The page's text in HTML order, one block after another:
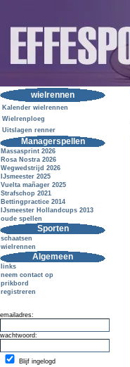
wielrennen
Kalender wielrennen
Wielrenploeg
Uitslagen renner
Managerspellen
Massasprint 2026
Rosa Nostra 2026
Wegwedstrijd 2026
IJsmeester 2025
Vuelta mañager 2025
Strafschop 2021
Bettingpractice 2014
IJsmeester Hollandcups 2013
oude spellen
Sporten
schaatsen
wielrennen
Algemeen
links
neem contact op
prikbord
registreren
emailadres:
wachtwoord:
Blijf ingelogd